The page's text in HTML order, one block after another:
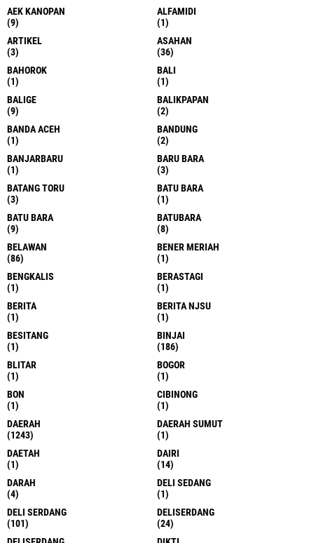
AEK KANOPAN
(9)
ALFAMIDI
(1)
ARTIKEL
(3)
ASAHAN
(36)
BAHOROK
(1)
BALI
(1)
BALIGE
(9)
BALIKPAPAN
(2)
BANDA ACEH
(1)
BANDUNG
(2)
BANJARBARU
(1)
BARU BARA
(3)
BATANG TORU
(3)
BATU BARA
(1)
BATU BARA
(9)
BATUBARA
(8)
BELAWAN
(86)
BENER MERIAH
(1)
BENGKALIS
(1)
BERASTAGI
(1)
BERITA
(1)
BERITA NJSU
(1)
BESITANG
(1)
BINJAI
(186)
BLITAR
(1)
BOGOR
(1)
BON
(1)
CIBINONG
(1)
DAERAH
(1243)
DAERAH SUMUT
(1)
DAETAH
(1)
DAIRI
(14)
DARAH
(4)
DELI SEDANG
(1)
DELI SERDANG
(101)
DELISERDANG
(24)